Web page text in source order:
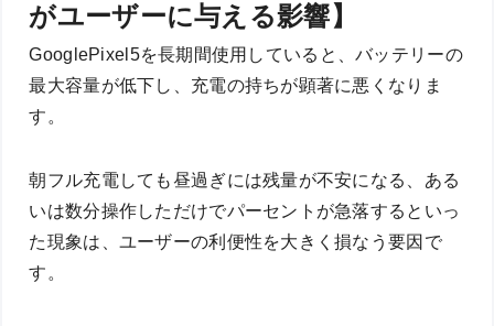
がユーザーに与える影響】
GooglePixel5を長期間使用していると、バッテリーの
最大容量が低下し、充電の持ちが顕著に悪くなりま
す。
朝フル充電しても昼過ぎには残量が不安になる、ある
いは数分操作しただけでパーセントが急落するといっ
た現象は、ユーザーの利便性を大きく損なう要因で
す。